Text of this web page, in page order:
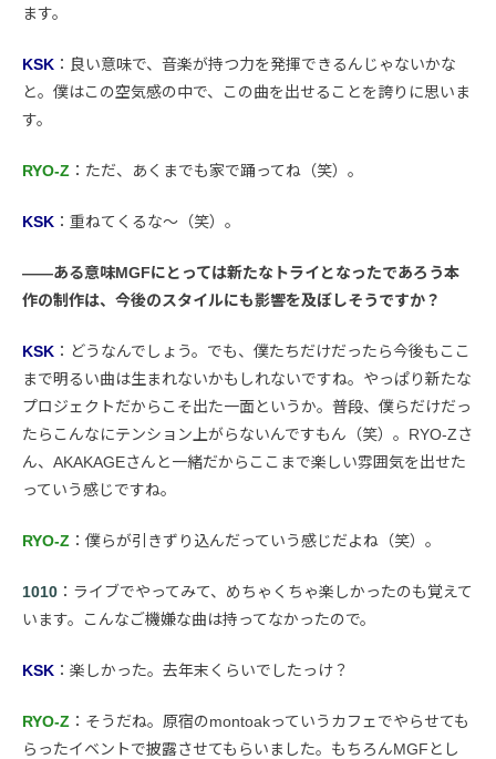
ます。
KSK ：良い意味で、音楽が持つ力を発揮できるんじゃないかな
と。僕はこの空気感の中で、この曲を出せることを誇りに思いま
す。
RYO-Z ：ただ、あくまでも家で踊ってね（笑）。
KSK ：重ねてくるな〜（笑）。
――ある意味MGFにとっては新たなトライとなったであろう本
作の制作は、今後のスタイルにも影響を及ぼしそうですか？
KSK ：どうなんでしょう。でも、僕たちだけだったら今後もここ
まで明るい曲は生まれないかもしれないですね。やっぱり新たな
プロジェクトだからこそ出た一面というか。普段、僕らだけだっ
たらこんなにテンション上がらないんですもん（笑）。RYO-Zさ
ん、AKAKAGEさんと一緒だからここまで楽しい雰囲気を出せた
っていう感じですね。
RYO-Z ：僕らが引きずり込んだっていう感じだよね（笑）。
1010 ：ライブでやってみて、めちゃくちゃ楽しかったのも覚えて
います。こんなご機嫌な曲は持ってなかったので。
KSK ：楽しかった。去年末くらいでしたっけ？
RYO-Z ：そうだね。原宿のmontoakっていうカフェでやらせても
らったイベントで披露させてもらいました。もちろんMGFとし